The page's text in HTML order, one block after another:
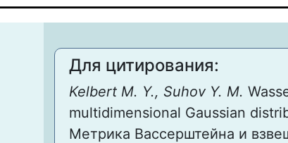
Для цитирования:
Kelbert M. Y., Suhov Y. M.
multidimensional Gaussian
Метрика Вассерштейна и